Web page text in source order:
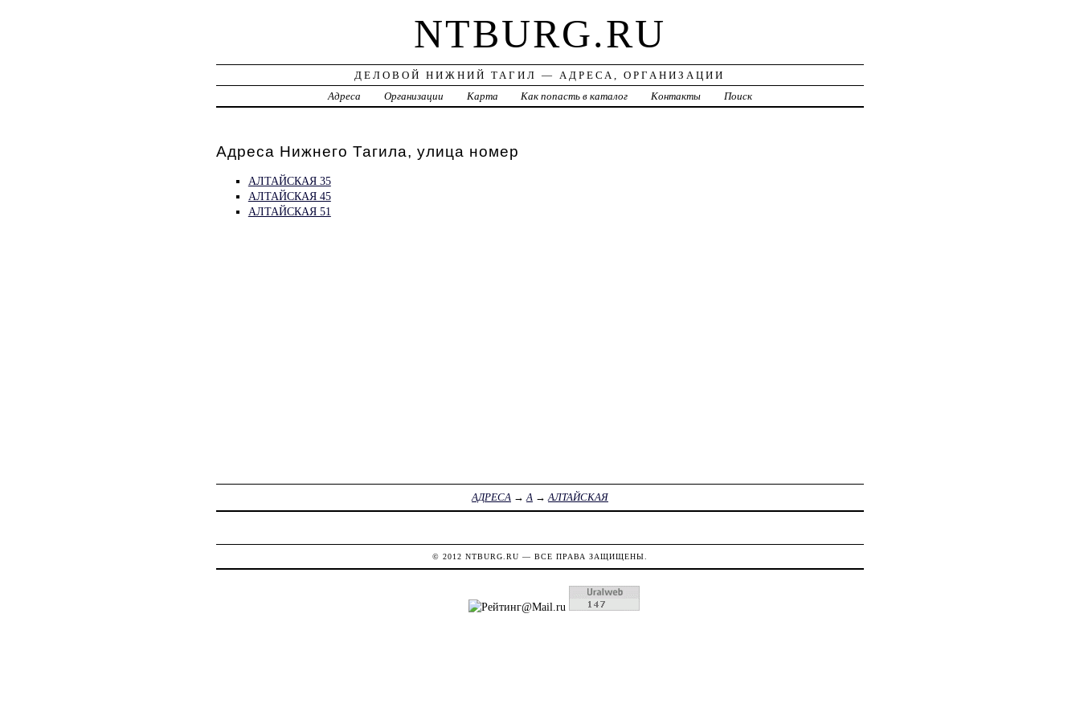
NTBURG.RU
ДЕЛОВОЙ НИЖНИЙ ТАГИЛ — АДРЕСА, ОРГАНИЗАЦИИ
Адреса
Организации Карта Как попасть в каталог Контакты Поиск
Адреса Нижнего Тагила, улица номер
АЛТАЙСКАЯ 35
АЛТАЙСКАЯ 45
АЛТАЙСКАЯ 51
АДРЕСА→А→АЛТАЙСКАЯ
© 2012 NTBURG.RU — ВСЕ ПРАВА ЗАЩИЩЕНЫ.